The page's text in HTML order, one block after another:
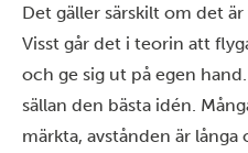
Det gäller särskilt om det är
Visst går det i teorin att
och ge sig ut på egen
sällan den bästa idén.
märkta, avstånden är